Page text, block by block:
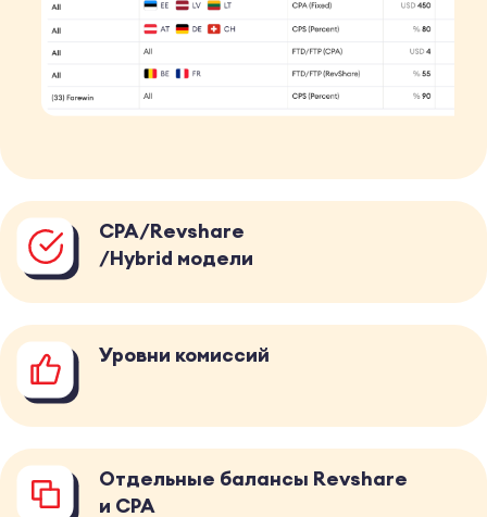
CPA/Revshare
/Hybrid модели
Уровни комиссий
Отдельные балансы Revshare
и CPA